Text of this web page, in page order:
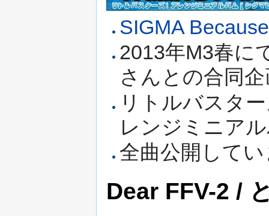
SIGMA Because
2013年M3春に
さんとの合同
リトルバスタ
レンジミニア
全曲公開して
Dear FFV-2 /